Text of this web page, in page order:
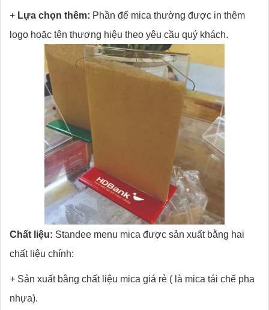
+ Lựa chọn thêm: Phần đế mica thường được in thêm
logo hoặc tên thương hiệu theo yêu cầu quý khách.
Chất liệu: Standee menu mica được sản xuất bằng hai
chất liệu chính:
+ Sản xuất bằng chất liệu mica giá rẻ ( là mica tái chế pha
nhựa).